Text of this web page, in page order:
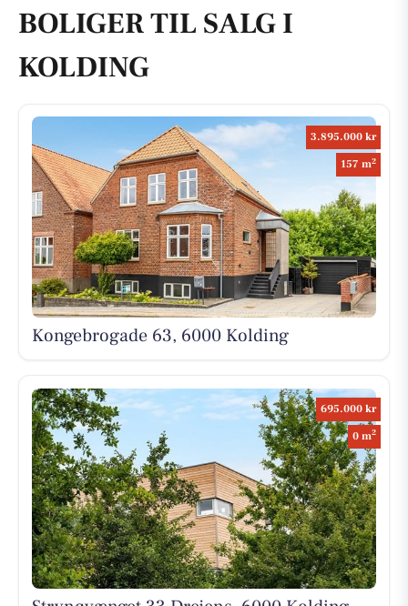
BOLIGER TIL SALG I
KOLDING
3.895.000 kr
157 m2
Kongebrogade 63, 6000 Kolding
695.000 kr
0 m2